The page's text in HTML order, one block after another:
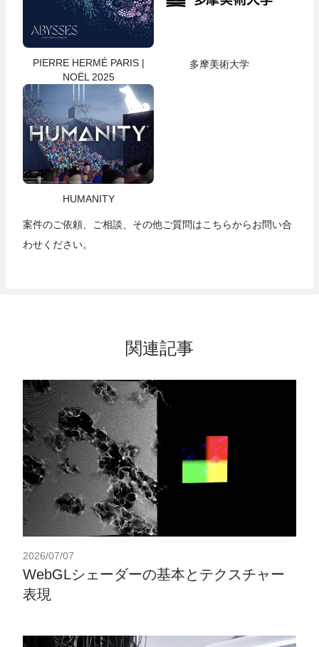
PIERRE HERMÉ PARIS |
NOËL 2025
多摩美術大学
HUMANITY
案件のご依頼、ご相談、その他ご質問はこちらからお問い合
わせください。
関連記事
2026/07/07
WebGLシェーダーの基本とテクスチャー
表現